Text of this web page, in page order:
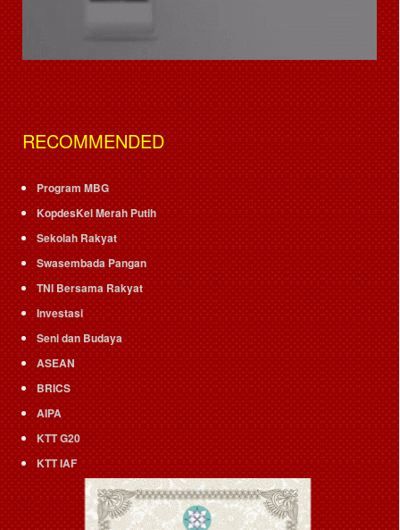
RECOMMENDED
Program MBG
KopdesKel Merah Putih
Sekolah Rakyat
Swasembada Pangan
TNI Bersama Rakyat
Investasi
Seni dan Budaya
ASEAN
BRICS
AIPA
KTT G20
KTT IAF